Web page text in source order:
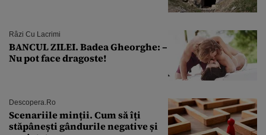
Râzi Cu Lacrimi
BANCUL ZILEI. Badea Gheorghe: –
Nu pot face dragoste!
Descopera.ro
Scenariile minții. Cum să îți
stăpânești gândurile negative și